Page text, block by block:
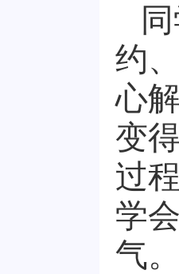
约
心
变
过
学
气。